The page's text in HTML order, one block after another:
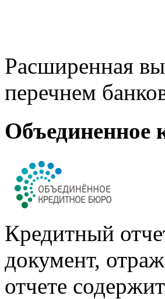
Расширенная
перечнем
Объединенное
Кредитный
документ,
отчете